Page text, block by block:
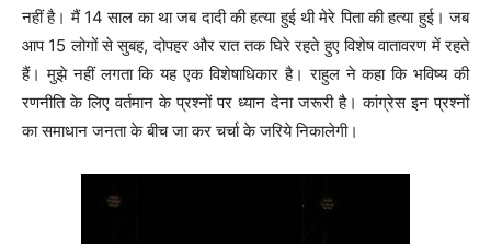
नहीं है। मैं 14 साल का था जब दादी की हत्या हुई थी मेरे पिता की हत्या हुई। जब
आप 15 लोगों से सुबह, दोपहर और रात तक घिरे रहते हुए विशेष वातावरण में रहते
हैं। मुझे नहीं लगता कि यह एक विशेषाधिकार है। राहुल ने कहा कि भविष्य की
रणनीति के लिए वर्तमान के प्रश्नों पर ध्यान देना जरूरी है। कांग्रेस इन प्रश्नों
का समाधान जनता के बीच जा कर चर्चा के जरिये निकालेगी।